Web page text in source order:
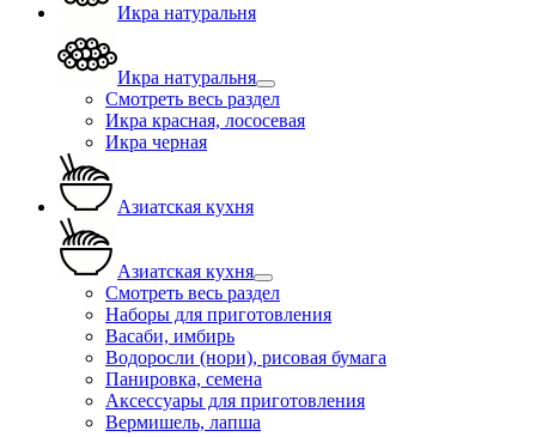
Икра натуральня
Икра натуральня
Смотреть весь раздел
Икра красная, лососевая
Икра черная
Азиатская кухня
Азиатская кухня
Смотреть весь раздел
Наборы для приготовления
Васаби, имбирь
Водоросли (нори), рисовая бумага
Панировка, семена
Аксессуары для приготовления
Вермишель, лапша